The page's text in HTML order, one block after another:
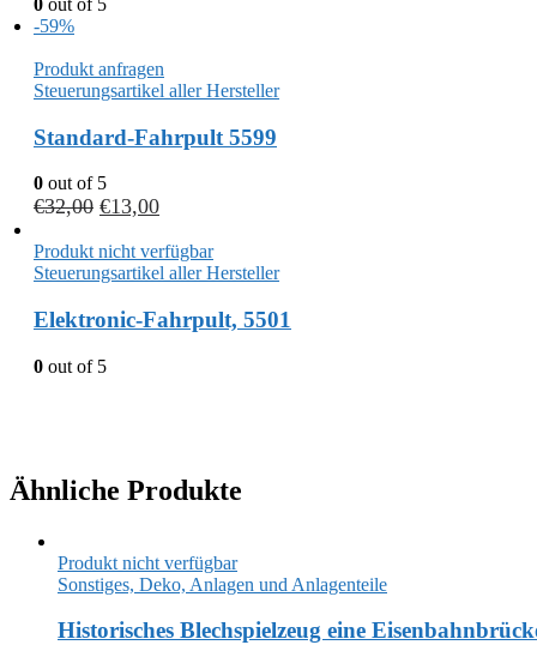
0 out of 5
-59%
Produkt anfragen
Steuerungsartikel aller Hersteller
Standard-Fahrpult 5599
0 out of 5
€32,00 €13,00
Produkt nicht verfügbar
Steuerungsartikel aller Hersteller
Elektronic-Fahrpult, 5501
0 out of 5
Ähnliche Produkte
Produkt nicht verfügbar
Sonstiges, Deko, Anlagen und Anlagenteile
Historisches Blechspielzeug eine